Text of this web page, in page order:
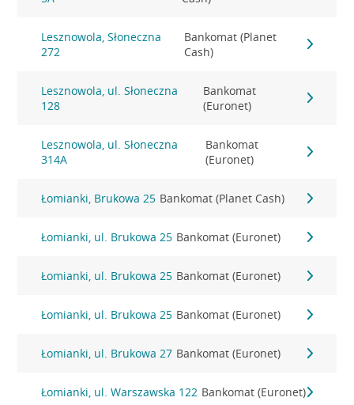
Lesznowola, Słoneczna
272
Bankomat (Planet
Cash)
Lesznowola, ul. Słoneczna
128
Bankomat
(Euronet)
Lesznowola, ul. Słoneczna
314A
Bankomat
(Euronet)
Łomianki, Brukowa 25 Bankomat (Planet Cash)
Łomianki, ul. Brukowa 25 Bankomat (Euronet)
Łomianki, ul. Brukowa 25 Bankomat (Euronet)
Łomianki, ul. Brukowa 25 Bankomat (Euronet)
Łomianki, ul. Brukowa 27 Bankomat (Euronet)
Łomianki, ul. Warszawska 122 Bankomat (Euronet)